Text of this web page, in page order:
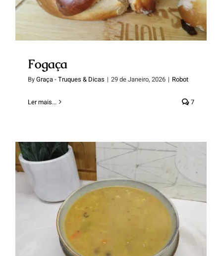
Fogaça
ByGraça - Truques & Dicas | 29 de Janeiro, 2026 | Robot
Ler mais... 7
Sopa de lombardo com cenoura
e feijão- versão simples